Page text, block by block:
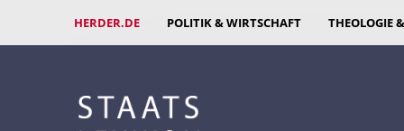
HERDER.DE POLITIK & WIRTSCHAFT THEOLOGIE